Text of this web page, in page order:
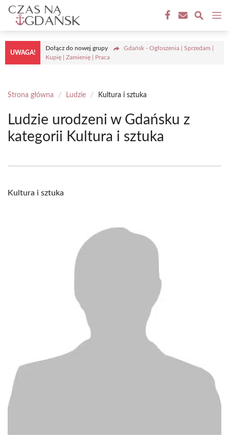
Przejdź
treści
UWAGA!
Dołącz do nowej grupy
Gdańsk - Ogłoszenia | Sprzedam |
Kupię | Zamienię | Praca
Strona główna / Ludzie / Kultura i sztuka
Ludzie urodzeni w Gdańsku z
kategorii Kultura i sztuka
Kultura i sztuka